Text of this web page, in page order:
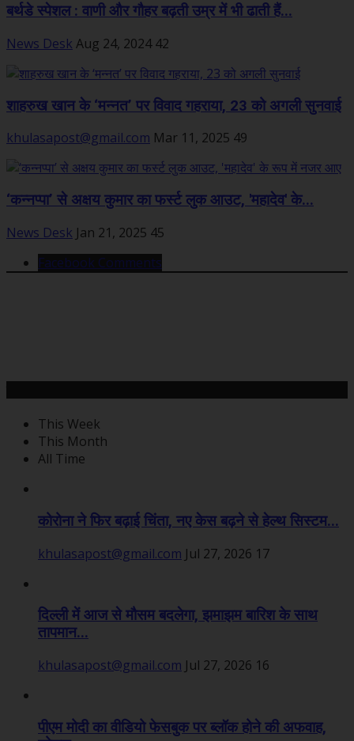
बर्थडे स्पेशल : वाणी और गौहर बढ़ती उम्र में भी ढाती हैं...
News Desk Aug 24, 2024 42
शाहरुख खान के ‘मन्नत’ पर विवाद गहराया, 23 को अगली सुनवाई
khulasapost@gmail.com Mar 11, 2025 49
‘कन्नप्पा’ से अक्षय कुमार का फर्स्ट लुक आउट, 'महादेव' के...
News Desk Jan 21, 2025 45
Facebook Comments
This Week
This Month
All Time
कोरोना ने फिर बढ़ाई चिंता, नए केस बढ़ने से हेल्थ सिस्टम...
khulasapost@gmail.com Jul 27, 2026 17
दिल्ली में आज से मौसम बदलेगा, झमाझम बारिश के साथ
तापमान...
khulasapost@gmail.com Jul 27, 2026 16
पीएम मोदी का वीडियो फेसबुक पर ब्लॉक होने की अफवाह,